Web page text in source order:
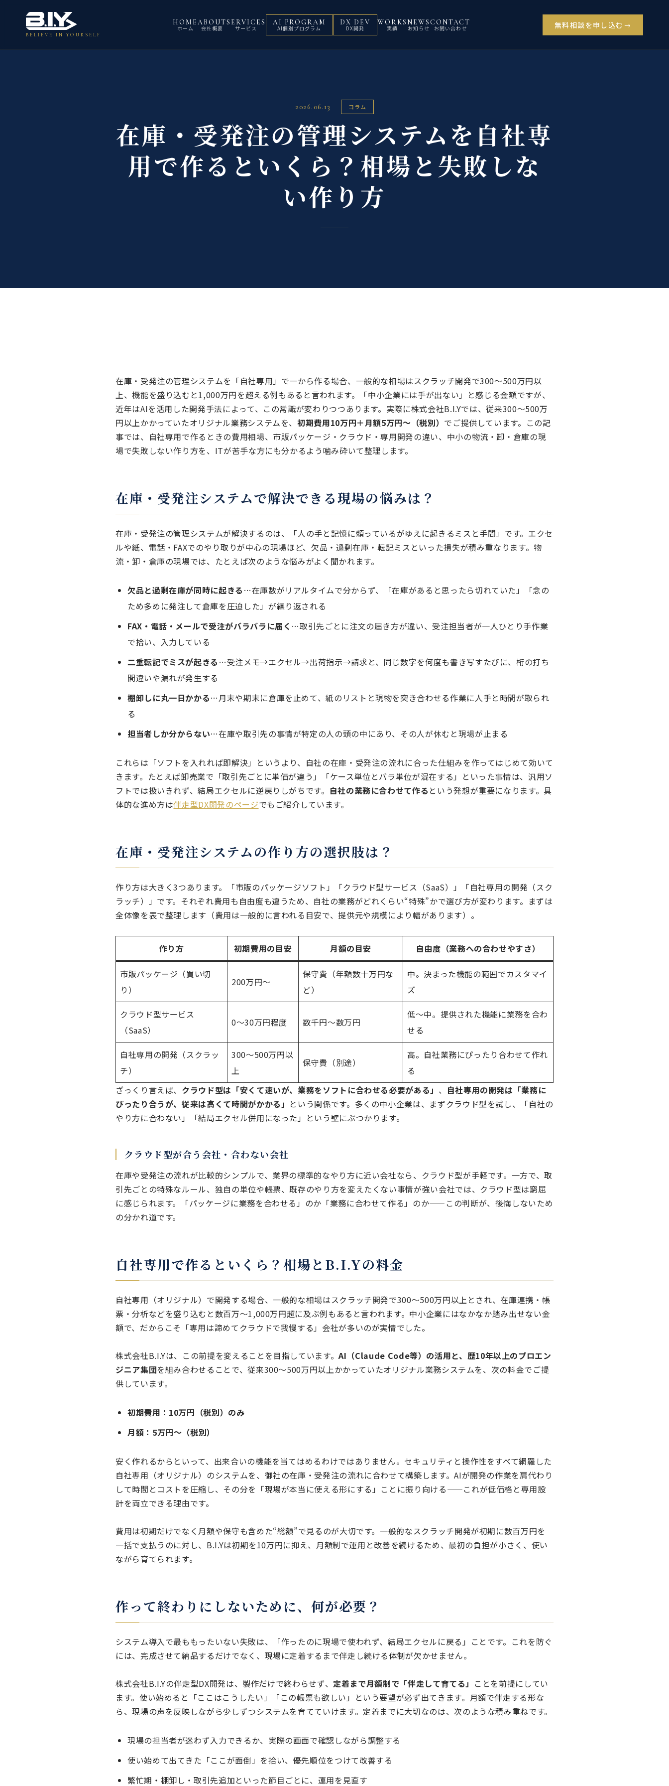
BELIEVE IN YOURSELF
HOME
ホーム
ABOUT
会社概要
SERVICES
サービス
AI PROGRAM
AI個別プログラム
DX DEV
DX開発
WORKS
実績
NEWS
お知らせ
CONTACT
お問い合わせ 無料相談を申し込む
2026.06.13 コラム
在庫・受発注の管理システムを自社専
用で作るといくら？相場と失敗しな
い作り方
在庫・受発注の管理システムを「自社専用」で一から作る場合、一般的な相場はスクラッチ開発で300〜500万円以
上、機能を盛り込むと1,000万円を超える例もあると言われます。「中小企業には手が出ない」と感じる金額ですが、
近年はAIを活用した開発手法によって、この常識が変わりつつあります。実際に株式会社B.I.Yでは、従来300〜500万
円以上かかっていたオリジナル業務システムを、初期費用10万円＋月額5万円〜（税別） でご提供しています。この記
事では、自社専用で作るときの費用相場、市販パッケージ・クラウド・専用開発の違い、中小の物流・卸・倉庫の現
場で失敗しない作り方を、ITが苦手な方にも分かるよう噛み砕いて整理します。
在庫・受発注システムで解決できる現場の悩みは？
在庫・受発注の管理システムが解決するのは、「人の手と記憶に頼っているがゆえに起きるミスと手間」です。エクセ
ルや紙、電話・FAXでのやり取りが中心の現場ほど、欠品・過剰在庫・転記ミスといった損失が積み重なります。物
流・卸・倉庫の現場では、たとえば次のような悩みがよく聞かれます。
欠品と過剰在庫が同時に起きる …在庫数がリアルタイムで分からず、「在庫があると思ったら切れていた」「念の
ため多めに発注して倉庫を圧迫した」が繰り返される
FAX・電話・メールで受注がバラバラに届く …取引先ごとに注文の届き方が違い、受注担当者が一人ひとり手作業
で拾い、入力している
二重転記でミスが起きる …受注メモ→エクセル→出荷指示→請求と、同じ数字を何度も書き写すたびに、桁の打ち
間違いや漏れが発生する
棚卸しに丸一日かかる…月末や期末に倉庫を止めて、紙のリストと現物を突き合わせる作業に人手と時間が取られ
る
担当者しか分からない…在庫や取引先の事情が特定の人の頭の中にあり、その人が休むと現場が止まる
これらは「ソフトを入れれば即解決」というより、自社の在庫・受発注の流れに合った仕組みを作ってはじめて効いて
きます。たとえば卸売業で「取引先ごとに単価が違う」「ケース単位とバラ単位が混在する」といった事情は、汎用ソ
フトでは扱いきれず、結局エクセルに逆戻りしがちです。 自社の業務に合わせて作る という発想が重要になります。具
体的な進め方は伴走型DX開発のページでもご紹介しています。
在庫・受発注システムの作り方の選択肢は？
作り方は大きく3つあります。「市販のパッケージソフト」「クラウド型サービス（SaaS）」「自社専用の開発（スク
ラッチ）」です。それぞれ費用も自由度も違うため、自社の業務がどれくらい“特殊”かで選び方が変わります。まずは
全体像を表で整理します（費用は一般的に言われる目安で、提供元や規模により幅があります）。
作り方 初期費用の目安 月額の目安 自由度（業務への合わせやすさ）
市販パッケージ（買い切
り）
200万円〜
保守費（年額数十万円な
ど）
中。決まった機能の範囲でカスタマイ
ズ
クラウド型サービス
（SaaS）
0〜30万円程度 数千円〜数万円
低〜中。提供された機能に業務を合わ
せる
自社専用の開発（スクラッ
チ）
300〜500万円以
上
保守費（別途）
高。自社業務にぴったり合わせて作れ
る
ざっくり言えば、 クラウド型は「安くて速いが、業務をソフトに合わせる必要がある」 、 自社専用の開発は「業務に
ぴったり合うが、従来は高くて時間がかかる」 という関係です。多くの中小企業は、まずクラウド型を試し、「自社の
やり方に合わない」「結局エクセル併用になった」という壁にぶつかります。
クラウド型が合う会社・合わない会社
在庫や受発注の流れが比較的シンプルで、業界の標準的なやり方に近い会社なら、クラウド型が手軽です。一方で、取
引先ごとの特殊なルール、独自の単位や帳票、既存のやり方を変えたくない事情が強い会社では、クラウド型は窮屈
に感じられます。「パッケージに業務を合わせる」のか「業務に合わせて作る」のか——この判断が、後悔しないため
の分かれ道です。
自社専用で作るといくら？相場とB.I.Yの料金
自社専用（オリジナル）で開発する場合、一般的な相場はスクラッチ開発で300〜500万円以上とされ、在庫連携・帳
票・分析などを盛り込むと数百万〜1,000万円超に及ぶ例もあると言われます。中小企業にはなかなか踏み出せない金
額で、だからこそ「専用は諦めてクラウドで我慢する」会社が多いのが実情でした。
株式会社B.I.Yは、この前提を変えることを目指しています。AI（Claude Code等）の活用と、歴10年以上のプロエン
ジニア集団を組み合わせることで、従来300〜500万円以上かかっていたオリジナル業務システムを、次の料金でご提
供しています。
初期費用：10万円（税別）のみ
月額：5万円〜（税別）
安く作れるからといって、出来合いの機能を当てはめるわけではありません。セキュリティと操作性をすべて網羅した
自社専用（オリジナル）のシステムを、御社の在庫・受発注の流れに合わせて構築します。AIが開発の作業を肩代わり
して時間とコストを圧縮し、その分を「現場が本当に使える形にする」ことに振り向ける——これが低価格と専用設
計を両立できる理由です。
費用は初期だけでなく月額や保守も含めた“総額”で見るのが大切です。一般的なスクラッチ開発が初期に数百万円を
一括で支払うのに対し、B.I.Yは初期を10万円に抑え、月額制で運用と改善を続けるため、最初の負担が小さく、使い
ながら育てられます。
作って終わりにしないために、何が必要？
システム導入で最ももったいない失敗は、「作ったのに現場で使われず、結局エクセルに戻る」ことです。これを防ぐ
には、完成させて納品するだけでなく、現場に定着するまで伴走し続ける体制が欠かせません。
株式会社B.I.Yの伴走型DX開発は、製作だけで終わらせず、定着まで月額制で「伴走して育てる」 ことを前提にしてい
ます。使い始めると「ここはこうしたい」「この帳票も欲しい」という要望が必ず出てきます。月額で伴走する形な
ら、現場の声を反映しながら少しずつシステムを育てていけます。定着までに大切なのは、次のような積み重ねです。
現場の担当者が迷わず入力できるか、実際の画面で確認しながら調整する
使い始めて出てきた「ここが面倒」を拾い、優先順位をつけて改善する
繁忙期・棚卸し・取引先追加といった節目ごとに、運用を見直す